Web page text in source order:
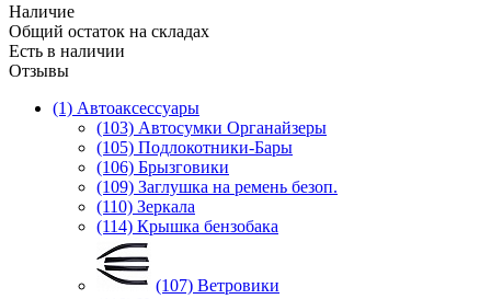
Наличие
Общий остаток на складах
Есть в наличии
Отзывы
(1) Автоаксессуары
(103) Автосумки Органайзеры
(105) Подлокотники-Бары
(106) Брызговики
(109) Заглушка на ремень безоп.
(110) Зеркала
(114) Крышка бензобака
(107) Ветровики